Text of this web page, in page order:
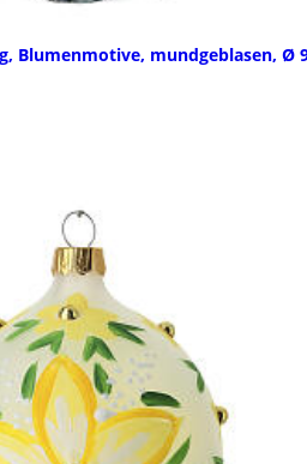
Blumenmotive, mundgeblasen, Ø